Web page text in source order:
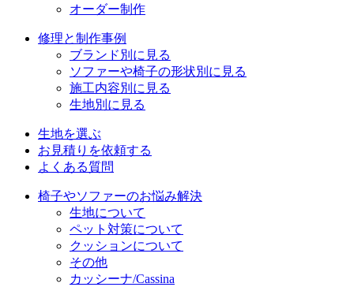
オーダー制作
修理と制作事例
ブランド別に見る
ソファーや椅子の形状別に見る
施工内容別に見る
生地別に見る
生地を選ぶ
お見積りを依頼する
よくある質問
椅子やソファーのお悩み解決
生地について
ペット対策について
クッションについて
その他
カッシーナ/Cassina